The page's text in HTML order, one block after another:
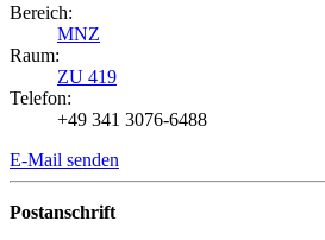
Bereich:
MNZ
Raum:
ZU 419
Telefon:
+49 341 3076-6488
E-Mail senden
Postanschrift